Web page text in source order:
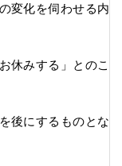
変化を伺わせる内
休みする」とのこ
後にするものとな